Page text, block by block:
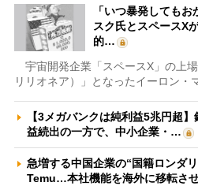
「いつ暴発しても
スク氏とスペースX
的…
宇宙開発企業「スペースX」の上
リリオネア）」となったイーロン・
【3メガバンクは純利益5兆円超
益続出の一方で、中小企業・…
急増する中国企業の“国籍ロンダ
Temu…本社機能を海外に移転さ